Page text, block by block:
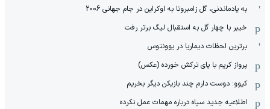
به یادماندنی، گل زامبروتا به اوکراین در جام جهانی 2006
خیبر با چهار گل به استقبال لیگ برتر رفت
برترین لحظات دیماریا در یوونتوس
پرواز کریم با پای ترکش خورده (عکس)
کیوو: دوست دارم چند بازیکن دیگر بخریم
اطلاعیه جدید سپاه درباره مهمات عمل نکرده